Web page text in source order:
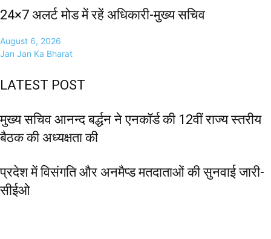
24×7 अलर्ट मोड में रहें अधिकारी-मुख्य सचिव
August 6, 2026
Jan Jan Ka Bharat
LATEST POST
मुख्य सचिव आनन्द बर्द्धन ने एनकॉर्ड की 12वीं राज्य स्तरीय
बैठक की अध्यक्षता की
प्रदेश में विसंगति और अनमैप्ड मतदाताओं की सुनवाई जारी-
सीईओ